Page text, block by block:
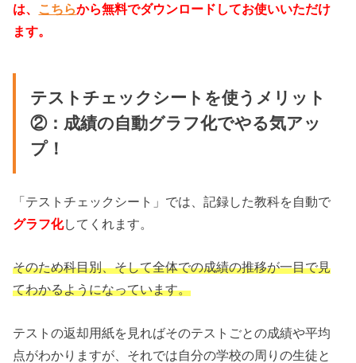
は、 こちらから無料でダウンロードしてお使いいただけ
ます。
テストチェックシートを使うメリット
②：成績の自動グラフ化でやる気アッ
プ！
「テストチェックシート」では、記録した教科を自動で
グラフ化してくれます。
そのため科目別、そして全体での成績の推移が一目で見
てわかるようになっています。
テストの返却用紙を見ればそのテストごとの成績や平均
点がわかりますが、それでは自分の学校の周りの生徒と